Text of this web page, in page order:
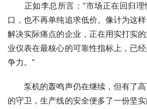
正如李总所言：“市场正在回归理
口，也不再单纯追求低价。像计为这
解决实际痛点的企业，正在用实打实
业仪表在最核心的可靠性指标上，已
争力。”
泵机的轰鸣声仍在继续，但有了高
的守卫，生产线的安全便多了一份坚